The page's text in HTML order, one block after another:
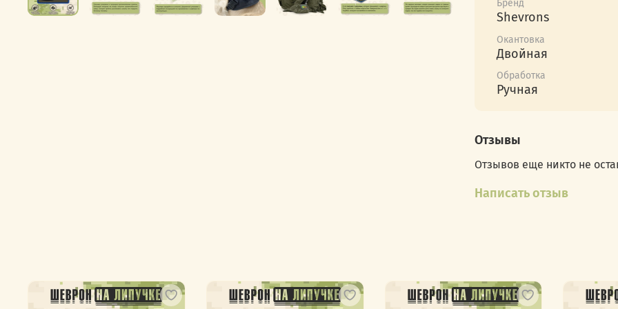
куртки, бейсболки или
Носите этот шеврон с
уровня, когда можно
мелочах. Он добавит
Бренд
Shevrons
Окантовка
Двойная
Обработка
Ручная
Отзывы
Отзывов еще никто не
Написать отзыв